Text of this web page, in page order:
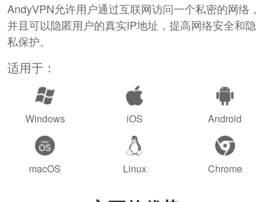
AndyVPN允许用户通过互联网访问一个私密的网络，
并且可以隐匿用户的真实IP地址，提高网络安全和隐
私保护。
适用于：
Windows iOS Android
macOS Linux Chrome